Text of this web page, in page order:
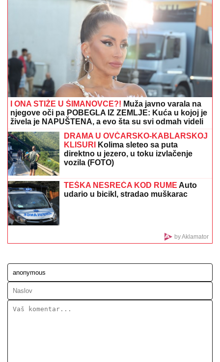
NOVAK ĐOKOVIĆ ČEKAO U REDU
DA KUPI SLADOLED
Prodavačica iz
Crne Gore otkrila nepoznat detalj o
našem teniseru, evo kako se ponaša
na letovanju
EVO KOLIKO GODIŠNJE ZARAĐUJE
DRAGAN STANKOVIĆMilioni su u
pitanju, a Jovana Jeremić tvrdi: "U
dugovima je"
DRAMA U ČAČKU
povređen muškarac
Bojana i
Mirko Šijan na letovanju, ona pokazala
porođaja (FOTO)